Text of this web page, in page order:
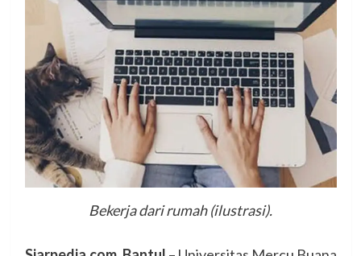
Bekerja dari rumah (ilustrasi).